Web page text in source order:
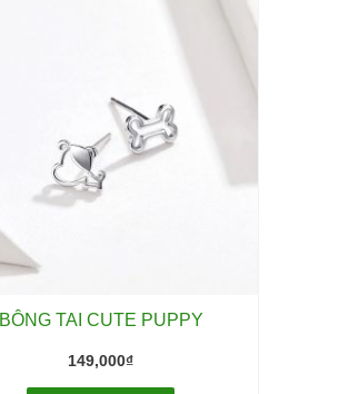
BÔNG TAI CUTE PUPPY
149,000₫